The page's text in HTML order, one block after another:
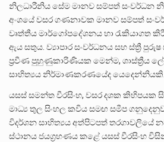
නිලධාරීනිය සේම මානව සම්පත් සංවර්ධන
අංශයේ වසර ගණනාවක මානව සම්පත්
වෘත්තීය මාර්ගෝපදේශනය හා රැකියාගත
ඇය සතුය. ව්‍යාපාර සංවර්ධනය සහ ස්ත්‍රී
ප්‍රවීණ පුහුණුකාරිණියක මෙන්ම, ශාස්ත්‍රීය
සාහිත්‍යය නිර්මාණකරණයේද යෙදෙන්නියකි.
යසස් සමන්ත වීරසිංහ, වසර දශක කිහිපයක
මාධ්‍ය තුල සිංහල කවිය සමඟ සමීප
විදර්ශන සාහිත්‍යය අත්පිටපත් තරගාවලියේ
ස්ථානය ජයග්‍රහණය කළේ යසස් වීරසිංහ